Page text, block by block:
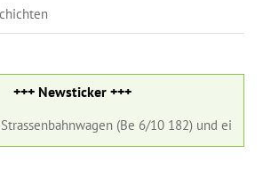
+++ Newsticker +++
(Be 6/10 182) und ein